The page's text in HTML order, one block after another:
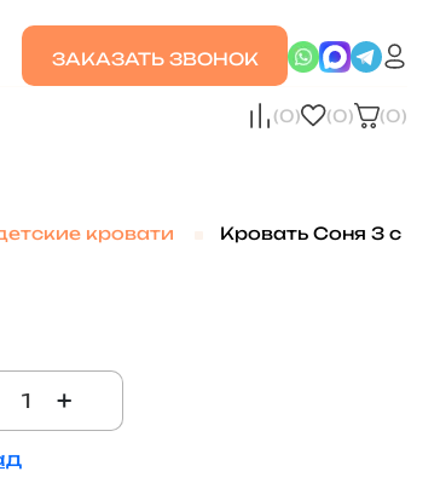
ЗАКАЗАТЬ ЗВОНОК
(0) (0) (0)
кровати
Кровать Соня 3 с
+